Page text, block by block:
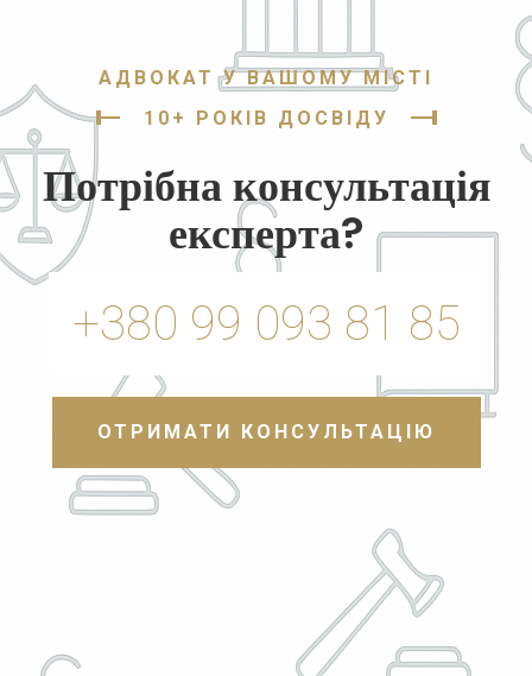
АДВОКАТ У ВАШОМУ МІСТІ
10+ РОКІВ ДОСВІДУ
Потрібна консультація
експерта?
+380 99 093 81 85
ОТРИМАТИ КОНСУЛЬТАЦІЮ